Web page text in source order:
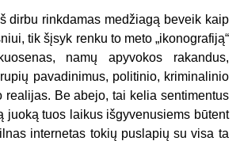
dirbu rinkdamas medžiagą beveik kaip
tik šįsyk renku to meto „ikonografiją“
namų apyvokos rakandus,
pavadinimus, politinio, kriminalinio
realijas. Be abejo, tai kelia sentimentus
juoką tuos laikus išgyvenusiems būtent
internetas tokių puslapių su visa ta